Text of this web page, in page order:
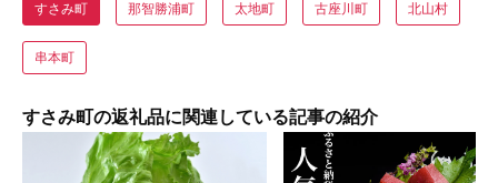
すさみ町 那智勝浦町 太地町 古座川町 北山村
串本町
すさみ町の返礼品に関連している記事の紹介